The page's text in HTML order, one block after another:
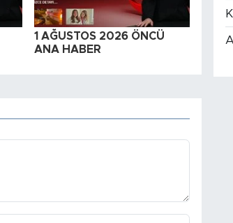
1 AĞUSTOS 2026 ÖNCÜ
ANA HABER